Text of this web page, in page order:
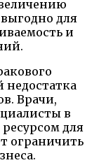
для
и
недостатка
Врачи,
в
для
ограничить